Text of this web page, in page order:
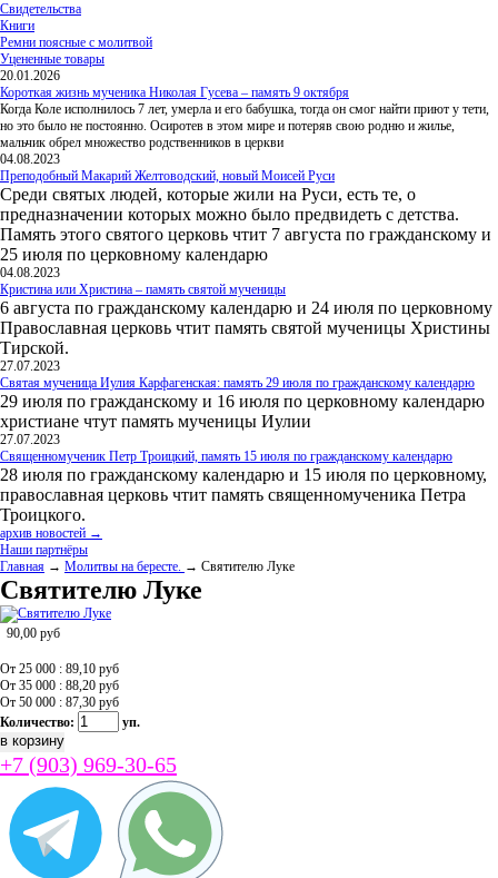
Свидетельства
Книги
Ремни поясные с молитвой
Уцененные товары
20.01.2026
Короткая жизнь мученика Николая Гусева – память 9 октября
Когда Коле исполнилось 7 лет, умерла и его бабушка, тогда он смог найти приют у тети,
но это было не постоянно. Осиротев в этом мире и потеряв свою родню и жилье,
мальчик обрел множество родственников в церкви
04.08.2023
Преподобный Макарий Желтоводский, новый Моисей Руси
Среди святых людей, которые жили на Руси, есть те, о
предназначении которых можно было предвидеть с детства.
Память этого святого церковь чтит 7 августа по гражданскому и
25 июля по церковному календарю
04.08.2023
Кристина или Христина – память святой мученицы
6 августа по гражданскому календарю и 24 июля по церковному
Православная церковь чтит память святой мученицы Христины
Тирской.
27.07.2023
Святая мученица Иулия Карфагенская: память 29 июля по гражданскому календарю
29 июля по гражданскому и 16 июля по церковному календарю
христиане чтут память мученицы Иулии
27.07.2023
Священномученик Петр Троицкий, память 15 июля по гражданскому календарю
28 июля по гражданскому календарю и 15 июля по церковному,
православная церковь чтит память священномученика Петра
Троицкого.
архив новостей →
Наши партнёры
Главная → Молитвы на бересте. → Святителю Луке
Святителю Луке
90,00 руб
От 25 000 : 89,10 руб
От 35 000 : 88,20 руб
От 50 000 : 87,30 руб
Количество:
уп.
+7 (903) 969-30-65